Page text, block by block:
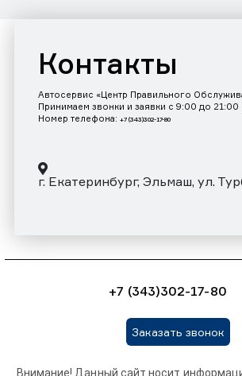
Контакты
Автосервис «Центр Правильного
Принимаем звонки и заявки с 9:00 до
Номер телефона: +7 (343)302-17-80
г. Екатеринбург, Эльмаш, ул.
+7 (343)302-17-80
Заказать звонок
Внимание! Данный сайт носит